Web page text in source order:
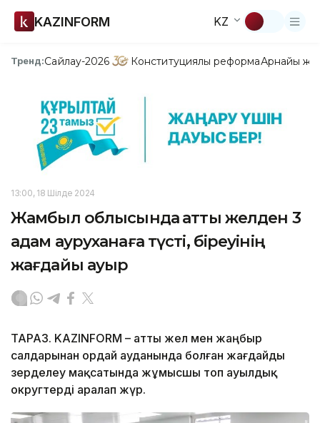
KAZINFORM KZ
Тренд:Сайлау-2026 Конституциялық реформаАрнайы
13:00, 18 Шілде 2024
Жамбыл облысында қатты желден 3
адам ауруханаға түсті, біреуінің
жағдайы ауыр
ТАРАЗ. KAZINFORM – Қатты жел мен жаңбыр
салдарынан Қордай ауданында болған жағдайды
зерделеу мақсатында жұмысшы топ ауылдық
округтерді аралап жүр.